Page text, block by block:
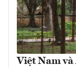
Việt Nam